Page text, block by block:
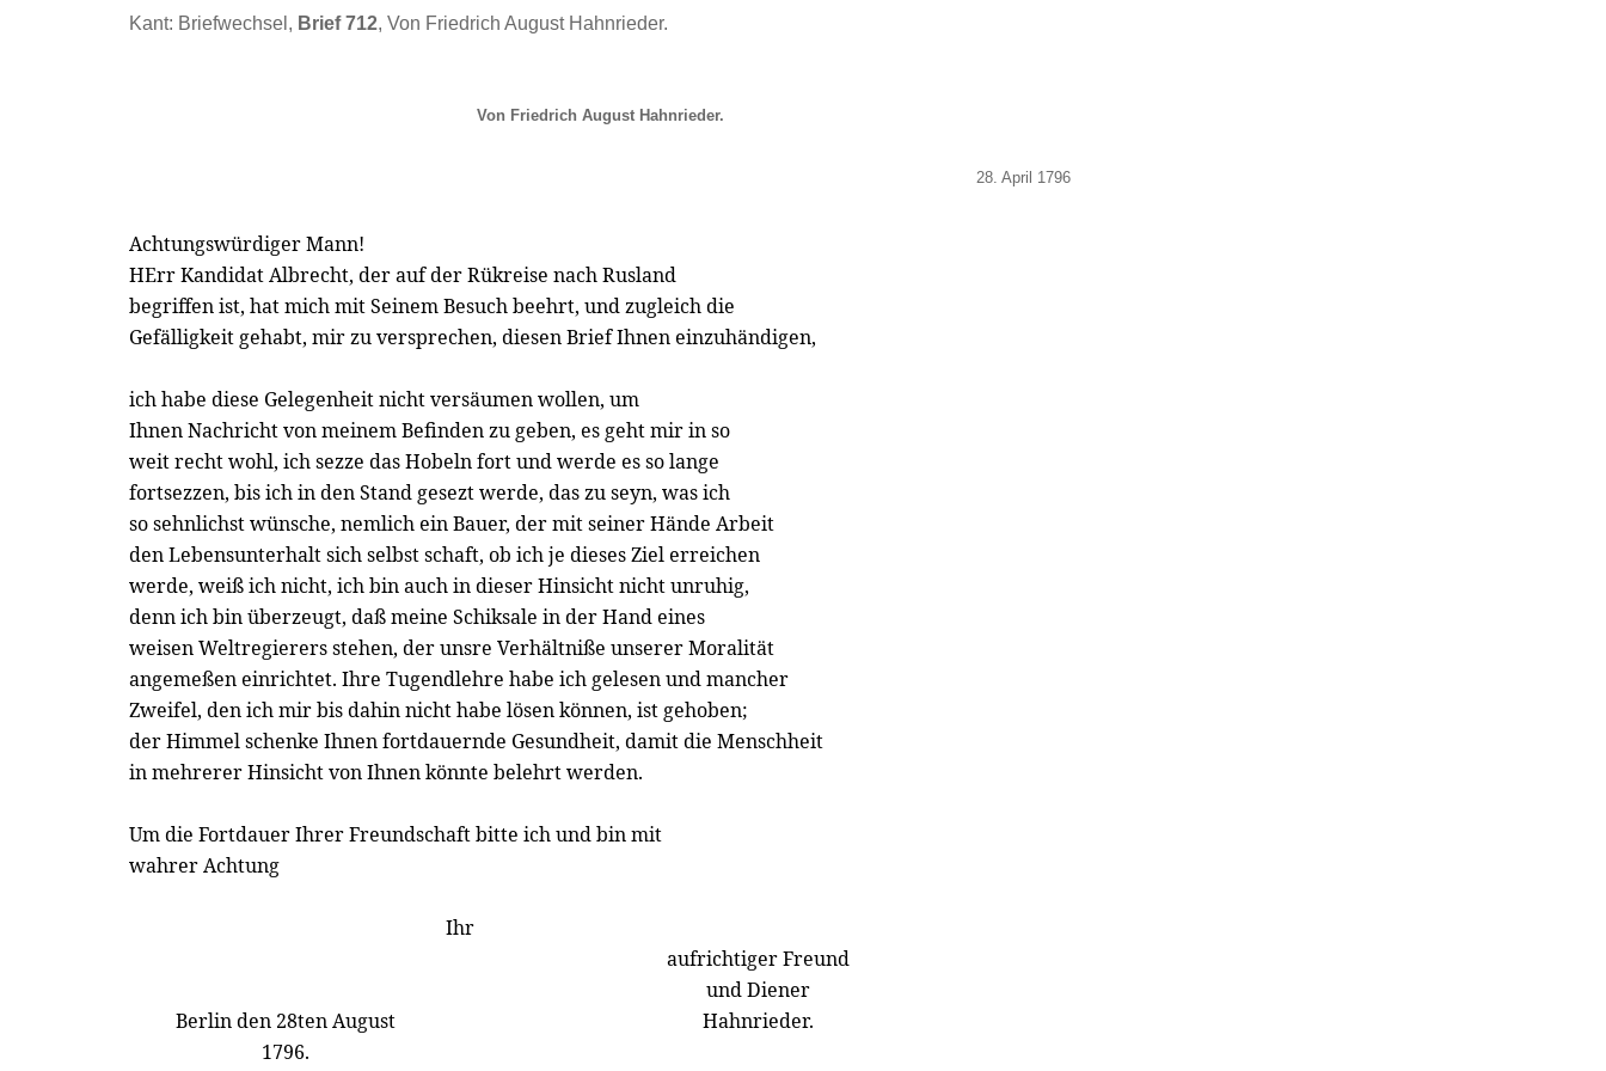
Kant: Briefwechsel, Brief 712, Von Friedrich August Hahnrieder.
Von Friedrich August Hahnrieder.
28. April 1796
Achtungswürdiger Mann!
HErr Kandidat Albrecht, der auf der Rükreise nach Rusland
begriffen ist, hat mich mit Seinem Besuch beehrt, und zugleich die
Gefälligkeit gehabt, mir zu versprechen, diesen Brief Ihnen einzuhändigen,
ich habe diese Gelegenheit nicht versäumen wollen, um
Ihnen Nachricht von meinem Befinden zu geben, es geht mir in so
weit recht wohl, ich sezze das Hobeln fort und werde es so lange
fortsezzen, bis ich in den Stand gesezt werde, das zu seyn, was ich
so sehnlichst wünsche, nemlich ein Bauer, der mit seiner Hände Arbeit
den Lebensunterhalt sich selbst schaft, ob ich je dieses Ziel erreichen
werde, weiß ich nicht, ich bin auch in dieser Hinsicht nicht unruhig,
denn ich bin überzeugt, daß meine Schiksale in der Hand eines
weisen Weltregierers stehen, der unsre Verhältniße unserer Moralität
angemeßen einrichtet. Ihre Tugendlehre habe ich gelesen und mancher
Zweifel, den ich mir bis dahin nicht habe lösen können, ist gehoben;
der Himmel schenke Ihnen fortdauernde Gesundheit, damit die Menschheit
in mehrerer Hinsicht von Ihnen könnte belehrt werden.
Um die Fortdauer Ihrer Freundschaft bitte ich und bin mit
wahrer Achtung
Ihr
aufrichtiger Freund
und Diener
Berlin den 28ten August
Hahnrieder.
1796.